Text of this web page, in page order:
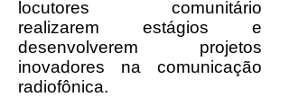
locutores comunitário
realizarem estágios e
desenvolverem projetos
inovadores na comunicação
radiofônica.